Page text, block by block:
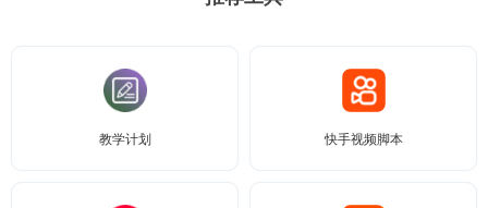
教学计划 快手视频脚本